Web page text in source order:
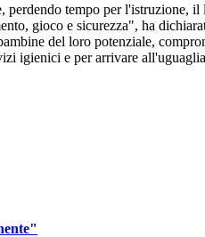
tempo per l'istruzione,
gioco e sicurezza", ha
del loro potenziale,
igienici e per arrivare